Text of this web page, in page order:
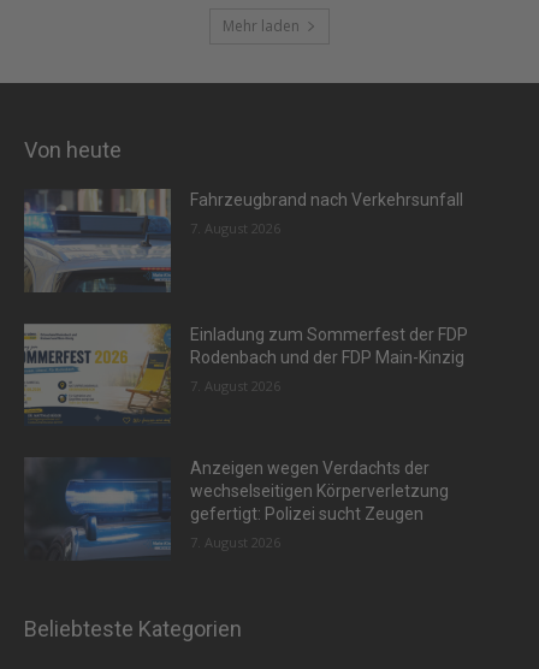
Mehr laden
Von heute
Fahrzeugbrand nach Verkehrsunfall
7. August 2026
Einladung zum Sommerfest der FDP
Rodenbach und der FDP Main-Kinzig
7. August 2026
Anzeigen wegen Verdachts der
wechselseitigen Körperverletzung
gefertigt: Polizei sucht Zeugen
7. August 2026
Beliebteste Kategorien